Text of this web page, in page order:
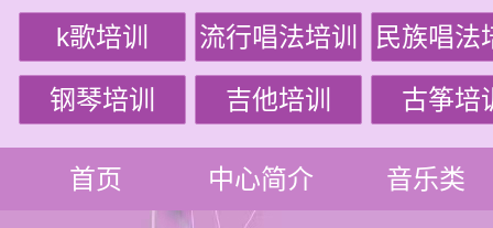
k歌培训 流行唱法培训 民族唱法
钢琴培训 吉他培训 古筝培
首页 中心简介 音乐类